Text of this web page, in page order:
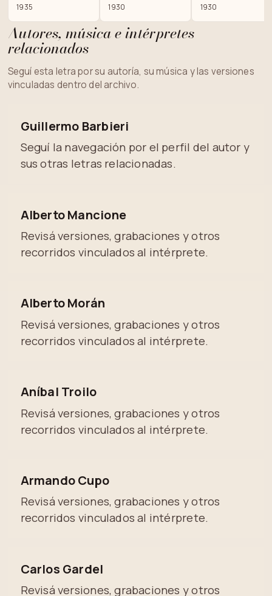
1935 1930 1930
Autores, música e intérpretes
relacionados
Seguí esta letra por su autoría, su música y las versiones
vinculadas dentro del archivo.
Guillermo Barbieri
Seguí la navegación por el perfil del autor y
sus otras letras relacionadas.
Alberto Mancione
Revisá versiones, grabaciones y otros
recorridos vinculados al intérprete.
Alberto Morán
Revisá versiones, grabaciones y otros
recorridos vinculados al intérprete.
Aníbal Troilo
Revisá versiones, grabaciones y otros
recorridos vinculados al intérprete.
Armando Cupo
Revisá versiones, grabaciones y otros
recorridos vinculados al intérprete.
Carlos Gardel
Revisá versiones, grabaciones y otros